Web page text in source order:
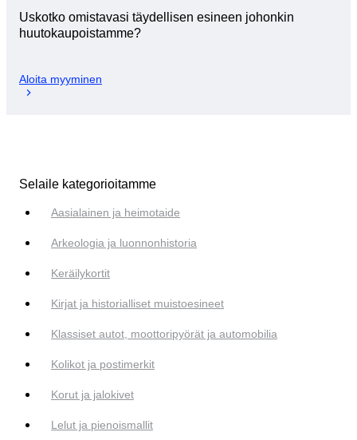
Uskotko omistavasi täydellisen esineen johonkin
huutokaupoistamme?
Aloita myyminen
Selaile kategorioitamme
Aasialainen ja heimotaide
Arkeologia ja luonnonhistoria
Keräilykortit
Kirjat ja historialliset muistoesineet
Klassiset autot, moottoripyörät ja automobilia
Kolikot ja postimerkit
Korut ja jalokivet
Lelut ja pienoismallit